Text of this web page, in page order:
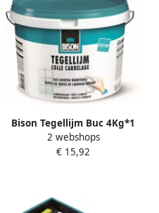
Bison Tegellijm Buc 4Kg*1
Nlfr 1347304
2 webshops
€ 15,92